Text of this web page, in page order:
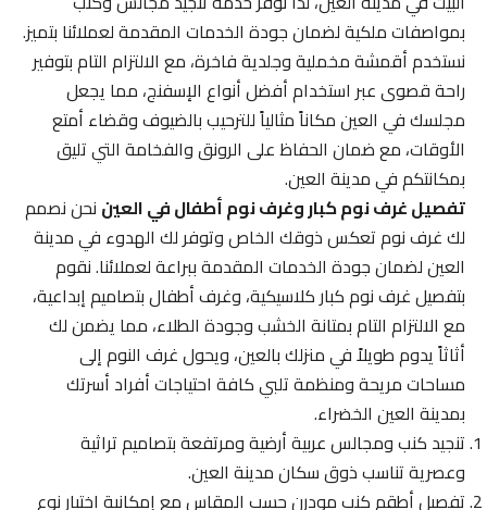
بمواصفات ملكية لضمان جودة الخدمات المقدمة لعملائنا بتميز.
نستخدم أقمشة مخملية وجلدية فاخرة، مع الالتزام التام بتوفير
راحة قصوى عبر استخدام أفضل أنواع الإسفنج، مما يجعل
مجلسك في العين مكاناً مثالياً للترحيب بالضيوف وقضاء أمتع
الأوقات، مع ضمان الحفاظ على الرونق والفخامة التي تليق
بمكانتكم في مدينة العين.
تفصيل غرف نوم كبار وغرف نوم أطفال في العيننحن نصمم
لك غرف نوم تعكس ذوقك الخاص وتوفر لك الهدوء في مدينة
العين لضمان جودة الخدمات المقدمة ببراعة لعملائنا. نقوم
بتفصيل غرف نوم كبار كلاسيكية، وغرف أطفال بتصاميم إبداعية،
مع الالتزام التام بمتانة الخشب وجودة الطلاء، مما يضمن لك
أثاثاً يدوم طويلاً في منزلك بالعين، ويحول غرف النوم إلى
مساحات مريحة ومنظمة تلبي كافة احتياجات أفراد أسرتك
بمدينة العين الخضراء.
تنجيد كنب ومجالس عربية أرضية ومرتفعة بتصاميم تراثية
وعصرية تناسب ذوق سكان مدينة العين.
تفصيل أطقم كنب مودرن حسب المقاس مع إمكانية اختيار نوع